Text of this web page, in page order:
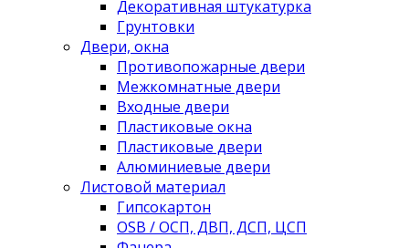
Декоративная штукатурка
Грунтовки
Двери, окна
Противопожарные двери
Межкомнатные двери
Входные двери
Пластиковые окна
Пластиковые двери
Алюминиевые двери
Листовой материал
Гипсокартон
OSB / ОСП, ДВП, ДСП, ЦСП